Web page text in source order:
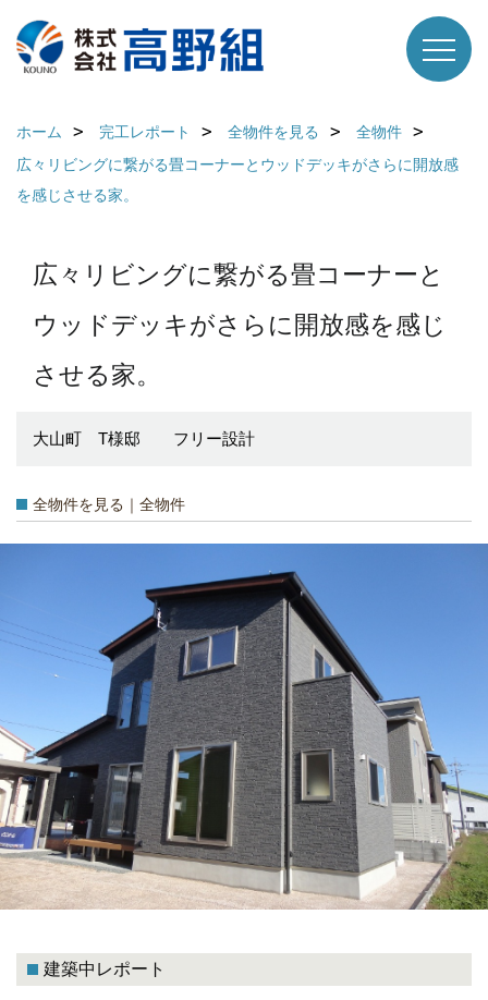
ホーム 完工レポート 全物件を見る
全物件
広々リビングに繋がる畳コーナーとウッドデッキがさらに開放感
を感じさせる家。
広々リビングに繋がる畳コーナーと
ウッドデッキがさらに開放感を感じ
させる家。
大山町 T様邸 フリー設計
全物件を見る｜全物件
建築中レポート